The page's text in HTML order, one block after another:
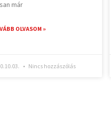
már
OLVASOM »
Nincs hozzászólás